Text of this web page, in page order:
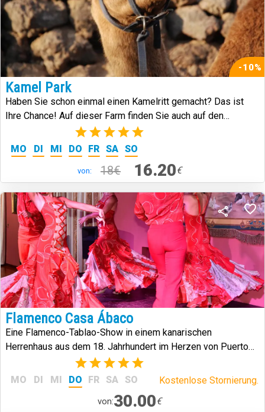
-10%
Kamel Park
Haben Sie schon einmal einen Kamelritt gemacht? Das ist
Ihre Chance! Auf dieser Farm finden Sie auch auf den
Kanarischen Inseln heimische Arten.
(3)
MO DI MI DO FR SA SO
von: 18€ 16.20€
Flamenco Casa Ábaco
Eine Flamenco-Tablao-Show in einem kanarischen
Herrenhaus aus dem 18. Jahrhundert im Herzen von Puerto
(2)
MO DI MI DO FR SA SO Kostenlose Stornierung.
von:30.00€